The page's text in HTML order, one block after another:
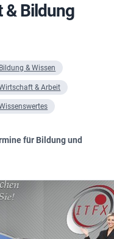
& Bildung
Bildung & Wissen
& Arbeit
für Bildung und